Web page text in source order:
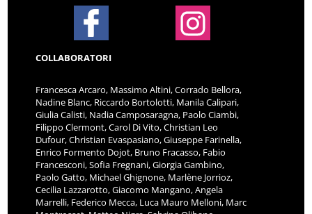
COLLABORATORI
Francesca Arcaro, Massimo Altini, Corrado Bellora,
Nadine Blanc, Riccardo Bortolotti, Manila Calipari,
Giulia Calisti, Nadia Camposaragna, Paolo Ciambi,
Filippo Clermont, Carol Di Vito, Christian Leo
Dufour, Christian Evaspasiano, Giuseppe Farinella,
Enrico Formento Dojot, Bruno Fracasso, Fabio
Francesconi, Sofia Fregnani, Giorgia Gambino,
Paolo Gatto, Michael Ghignone, Marlène Jorrioz,
Cecilia Lazzarotto, Giacomo Mangano, Angela
Marrelli, Federico Mecca, Luca Mauro Melloni, Marc